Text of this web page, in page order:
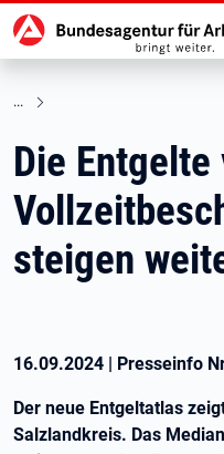
zu den Hauptinhalten
Die Entgelte
steigen
16.09.2024 | Presseinfo
Der neue Entgeltatlas
Salzlandkreis. Das